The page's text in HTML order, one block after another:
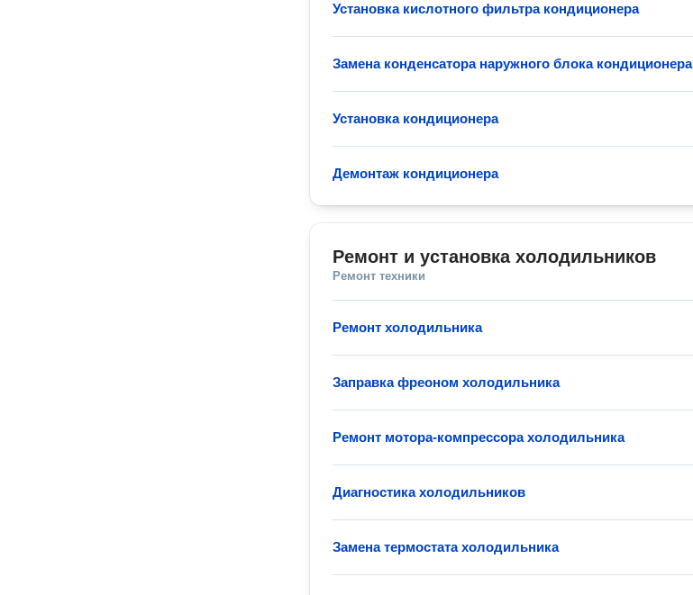
Установка кислотного фильтра кондиционера
Замена конденсатора наружного блока кондиционера
Установка кондиционера
Демонтаж кондиционера
Ремонт и установка холодильников
Ремонт техники
Ремонт холодильника
Заправка фреоном холодильника
Ремонт мотора-компрессора холодильника
Диагностика холодильников
Замена термостата холодильника